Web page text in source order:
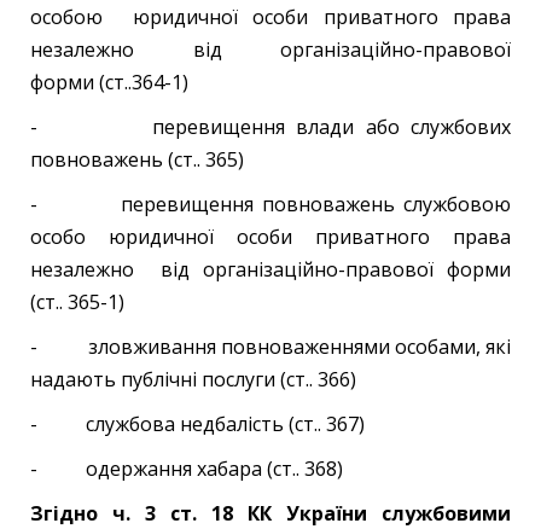
особою юридичної особи приватного права
незалежно від організаційно-правової
форми (ст..364-1)
- перевищення влади або службових
повноважень (ст.. 365)
- перевищення повноважень службовою
особо юридичної особи приватного права
незалежно від організаційно-правової форми
(ст.. 365-1)
- зловживання повноваженнями особами, які
надають публічні послуги (ст.. 366)
- службова недбалість (ст.. 367)
- одержання хабара (ст.. 368)
Згідно ч. 3 ст. 18 КК України службовими